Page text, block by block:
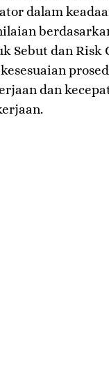
dalam
Sebut dan Risk
dan